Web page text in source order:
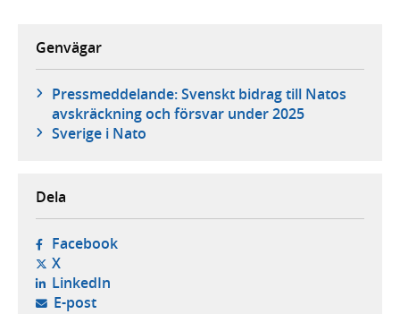
Genvägar
Pressmeddelande: Svenskt bidrag till Natos
avskräckning och försvar under 2025
Sverige i Nato
Dela
Facebook- öppnas i ny flik, extern webbplats,
X- öppnas i ny flik, extern webbplats,
LinkedIn- öppnas i ny flik, extern webbplats,
E-post- öppnar din e-postklient,